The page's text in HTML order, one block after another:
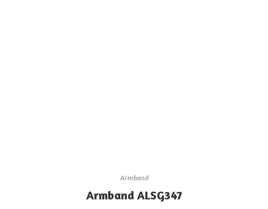
Armband
Armband ALSG347